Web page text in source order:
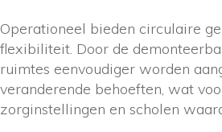
Operationeel bieden circulaire
flexibiliteit. Door de
ruimtes eenvoudiger worden
veranderende behoeften, wat
zorginstellingen en scholen